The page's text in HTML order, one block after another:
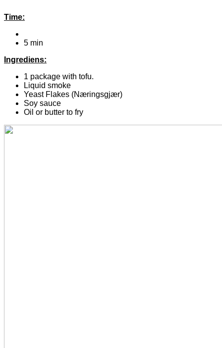
Time:
5 min
Ingrediens:
1 package with tofu.
Liquid smoke
Yeast Flakes (Næringsgjær)
Soy sauce
Oil or butter to fry